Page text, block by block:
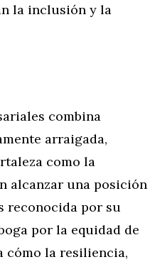
la inclusión y la
combina
arraigada,
como la
alcanzar una posición
reconocida por su
por la equidad de
cómo la resiliencia,